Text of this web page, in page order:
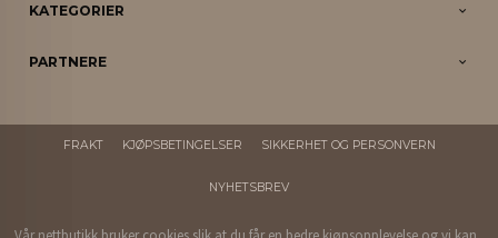
KATEGORIER
PARTNERE
FRAKT KJØPSBETINGELSER SIKKERHET OG PERSONVERN
NYHETSBREV